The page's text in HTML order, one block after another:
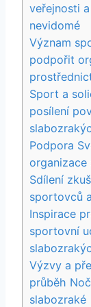
veřejnosti
nevidomé
Význam
podpořit
Sport a
posílení
Podpora
Sdílení
sportovců
Inspirace
sportovní
Výzvy⁢ a
průběh
slabozraké